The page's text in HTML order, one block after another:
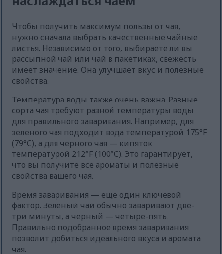
Чтобы получить максимум пользы от чая,
нужно сначала выбрать качественные чайные
листья. Независимо от того, выбираете ли вы
рассыпной чай или чай в пакетиках, свежесть
имеет значение. Она улучшает вкус и полезные
свойства.
Температура воды также очень важна. Разные
сорта чая требуют разной температуры воды
для правильного заваривания. Например, для
зеленого чая подходит вода температурой 175°F
(79°C), а для черного чая — кипяток
температурой 212°F (100°C). Это гарантирует,
что вы получите все ароматы и полезные
свойства вашего чая.
Время заваривания — еще один ключевой
фактор. Зеленый чай обычно заваривают две-
три минуты, а черный — четыре-пять.
Правильно подобранное время заваривания
позволит добиться идеального вкуса и аромата
чая.